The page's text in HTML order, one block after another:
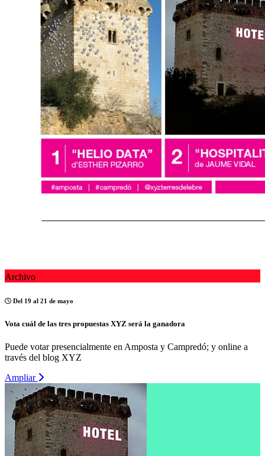
Archivo
Del 19 al 21 de mayo
Vota cuál de las tres propuestas XYZ será la ganadora
Puede votar presencialmente en Amposta y Campredó; y online a
través del blog XYZ
Ampliar